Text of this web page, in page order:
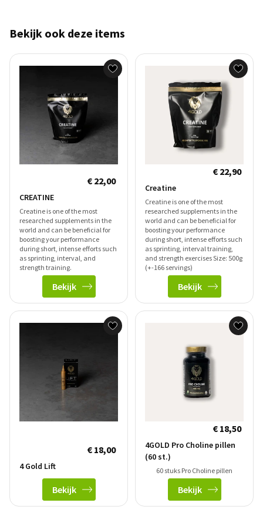
Bekijk ook deze items
€ 22,00
CREATINE
Creatine is one of the most
researched supplements in the
world and can be beneficial for
boosting your performance
during short, intense efforts such
as sprinting, interval, and
strength training.
Bekijk
€ 22,90
Creatine
Creatine is one of the most
researched supplements in the
world and can be beneficial for
boosting your performance
during short, intense efforts such
as sprinting, interval training,
and strength exercises Size: 500g
(+-166 servings)
Bekijk
€ 18,00
4 Gold Lift
Bekijk
€ 18,50
4GOLD Pro Choline pillen
(60 st.)
60 stuks Pro Choline pillen
Bekijk